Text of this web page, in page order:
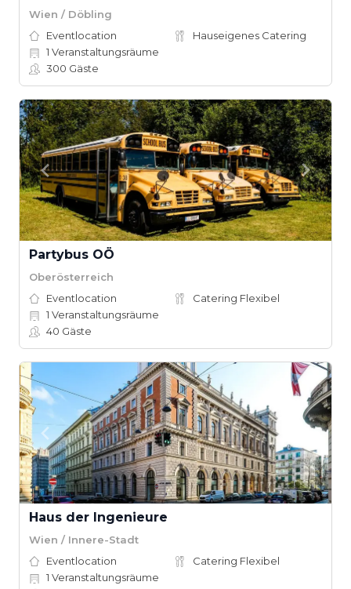
Wien / Döbling
Eventlocation
Hauseigenes Catering
1 Veranstaltungsräume
300 Gäste
Partybus OÖ
Oberösterreich
Eventlocation
Catering Flexibel
1 Veranstaltungsräume
40 Gäste
Haus der Ingenieure
Wien / Innere-Stadt
Eventlocation
Catering Flexibel
1 Veranstaltungsräume